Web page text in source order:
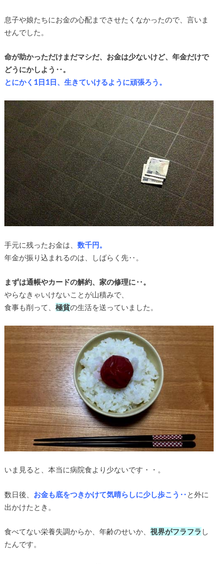
息子や娘たちにお金の心配までさせたくなかったので、言いま
せんでした。
命が助かっただけまだマシだ、お金は少ないけど、年金だけで
どうにかしよう‥。
とにかく1日1日、生きていけるように頑張ろう。
手元に残ったお金は、 数千円。
年金が振り込まれるのは、しばらく先‥。
まずは通帳やカードの解約、家の修理に‥。
やらなきゃいけないことが山積みで、
食事も削って、 極貧の生活を送っていました。
いま見ると、本当に病院食より少ないです・・。
数日後、 お金も底をつきかけて気晴らしに少し歩こう‥ と外に
出かけたとき。
食べてない栄養失調からか、年齢のせいか、 視界がフラフラ し
たんです。